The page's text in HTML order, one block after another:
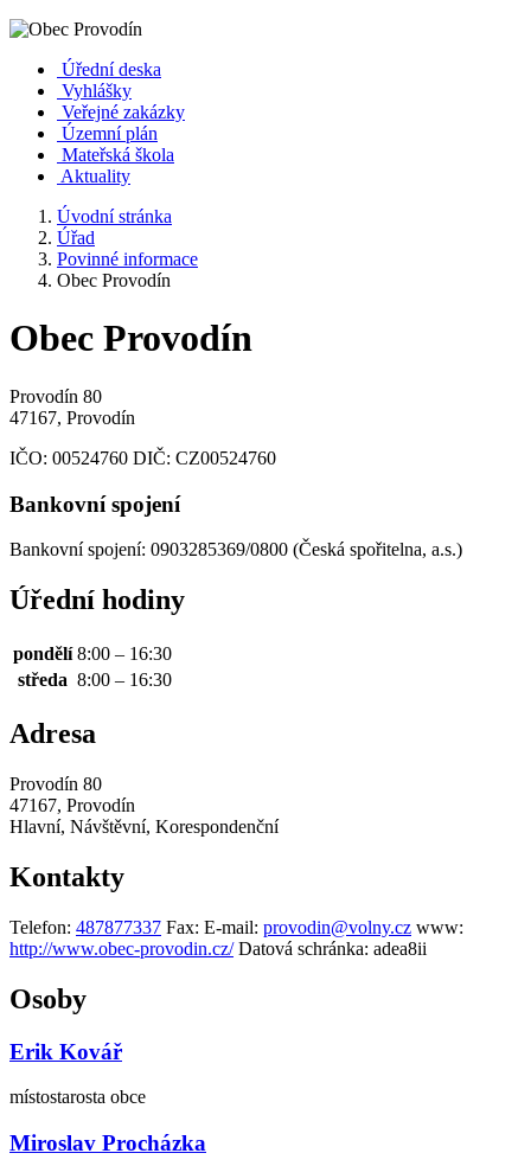
Úřední deska
Vyhlášky
Veřejné zakázky
Územní plán
Mateřská škola
Aktuality
Úvodní stránka
Úřad
Povinné informace
Obec Provodín
Obec Provodín
Provodín 80
47167, Provodín
IČO: 00524760 DIČ: CZ00524760
Bankovní spojení
Bankovní spojení: 0903285369/0800 (Česká spořitelna, a.s.)
Úřední hodiny
pondělí 8:00 – 16:30
středa 8:00 – 16:30
Adresa
Provodín 80
47167, Provodín
Hlavní, Návštěvní, Korespondenční
Kontakty
Telefon: 487877337 Fax: E-mail: provodin@volny.cz www:
http://www.obec-provodin.cz/ Datová schránka: adea8ii
Osoby
Erik Kovář
místostarosta obce
Miroslav Procházka